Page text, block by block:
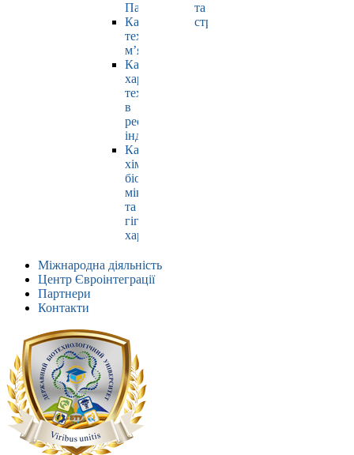
Павлюк
Кафедра
технології
м’яса
Кафедра
харчових
технологій
в
ресторанній
індустрії
Кафедра
хімії,
біохімії,
мікробіології
та
гігієни
харчування
та
страхування
Міжнародна діяльність
Центр Євроінтеграції
Партнери
Контакти